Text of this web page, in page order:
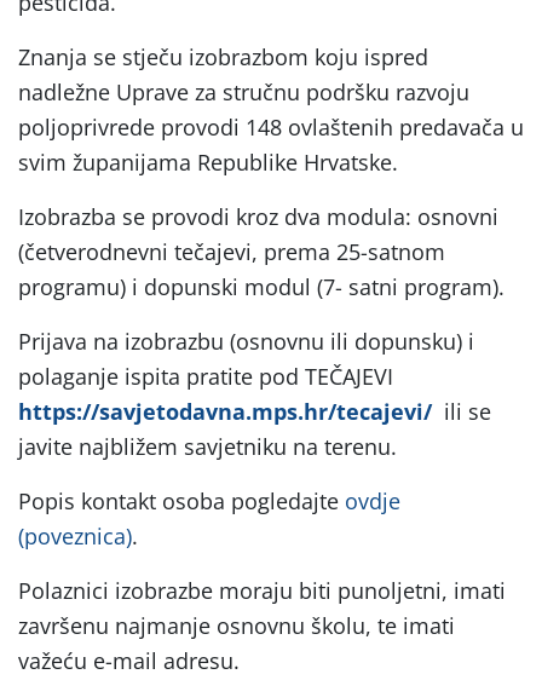
Znanja se stječu izobrazbom koju ispred
nadležne Uprave za stručnu podršku razvoju
poljoprivrede provodi 148 ovlaštenih predavača u
svim županijama Republike Hrvatske.
Izobrazba se provodi kroz dva modula: osnovni
(četverodnevni tečajevi, prema 25-satnom
programu) i dopunski modul (7- satni program).
Prijava na izobrazbu (osnovnu ili dopunsku) i
polaganje ispita pratite pod TEČAJEVI
https://savjetodavna.mps.hr/tecajevi/ili se
javite najbližem savjetniku na terenu.
Popis kontakt osoba pogledajte ovdje
(poveznica).
Polaznici izobrazbe moraju biti punoljetni, imati
završenu najmanje osnovnu školu, te imati
važeću e-mail adresu.